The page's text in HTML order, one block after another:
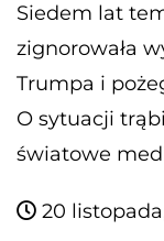
Siedem lat
zignorowała
Trumpa i
O sytuacji
światowe
20